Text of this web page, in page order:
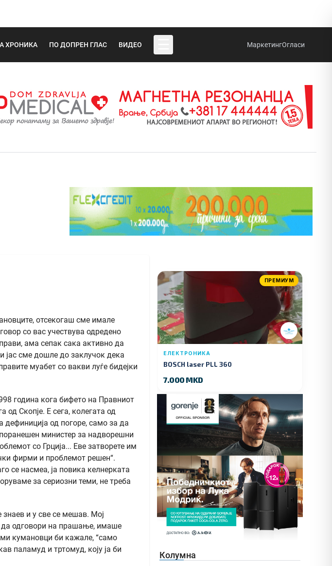
ХРОНИКА ПО ДОПРЕН ГЛАС ВИДЕО МаркетингОгласи
отсекогаш сме имале
со вас учествува одредено
ама сепак сака активно да
јас сме дошле до заклучок дека
муабет со вакви луѓе бидејки
година кога бифето на Правниот
од Скопје. Е сега, колегата од
дефиниција од погоре, само за да
министер за надворешни
со Грција... Еве затворете им
фирми и проблемот решен“.
се насмеа, ја повика келнерката
за сериозни теми, не треба
знаев и у све се мешав. Мој
да одговори на прашање, имаше
кумановци би кажале, “само
паламуд и тртомуд, коју ја би
ПРЕМИУМ
ЕЛЕКТРОНИКА
BOSCH laser PLL 360
7.000 MKD
Колумна